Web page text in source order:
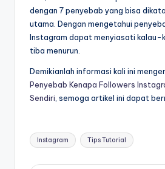
dengan 7 penyebab yang bisa
utama. Dengan mengetahui
Instagram dapat menyiasati
tiba menurun.
Demikianlah informasi kali ini
Penyebab Kenapa Followers
Sendiri , semoga artikel ini dapat
Tags:
Instagram Tips Tutorial